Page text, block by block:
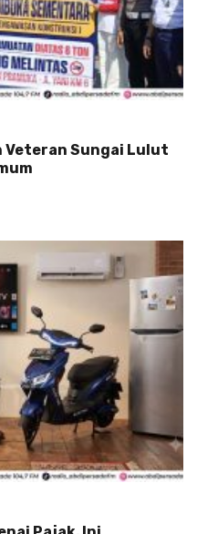
Veteran Sungai Lulut